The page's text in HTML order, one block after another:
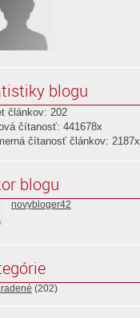
blogu
článkov: 202
čítanosť: 441678x
čítanosť článkov: 2187x
blogu
novybloger42
(202)